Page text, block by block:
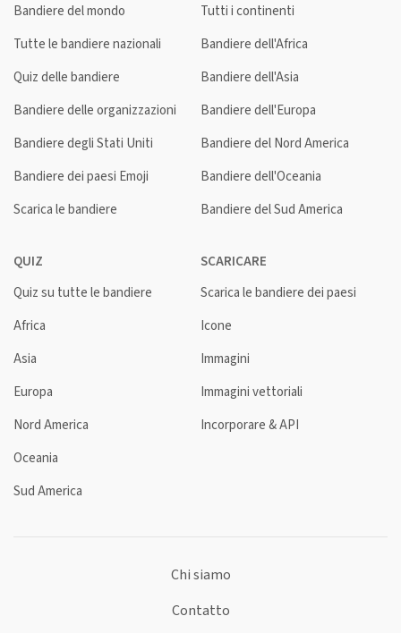
Bandiere del mondo
Tutte le bandiere nazionali
Quiz delle bandiere
Bandiere delle organizzazioni
Bandiere degli Stati Uniti
Bandiere dei paesi Emoji
Scarica le bandiere
Tutti i continenti
Bandiere dell'Africa
Bandiere dell'Asia
Bandiere dell'Europa
Bandiere del Nord America
Bandiere dell'Oceania
Bandiere del Sud America
QUIZ
Quiz su tutte le bandiere
Africa
Asia
Europa
Nord America
Oceania
Sud America
SCARICARE
Scarica le bandiere dei paesi
Icone
Immagini
Immagini vettoriali
Incorporare & API
Chi siamo
Contatto